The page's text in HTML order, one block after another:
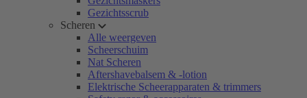
Gezichtsscrub
Scheren
Alle weergeven
Scheerschuim
Nat Scheren
Aftershavebalsem & -lotion
Elektrische Scheerapparaten & trimmers